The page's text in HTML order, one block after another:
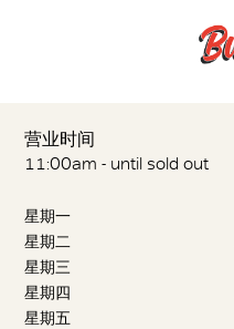
营业时间
11:00am - until sold out
星期一
星期二
星期三
星期四
星期五